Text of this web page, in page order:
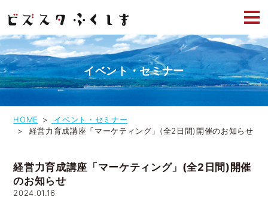
イベント・セミナー
HOME
イベント・セミナー
経営力育成講座「マーケティング」(全2日間)開催のお知らせ
経営力育成講座「マーケティング」(全2日間)開催
のお知らせ
2024.01.16